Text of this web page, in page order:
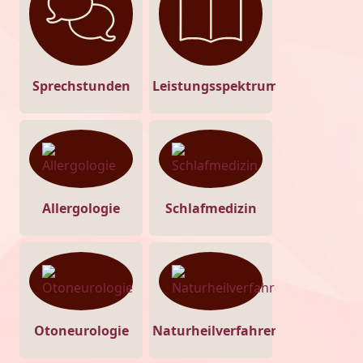
Sprechstunden Leistungsspektrum
Allergologie Schlafmedizin
Otoneurologie Naturheilverfahren